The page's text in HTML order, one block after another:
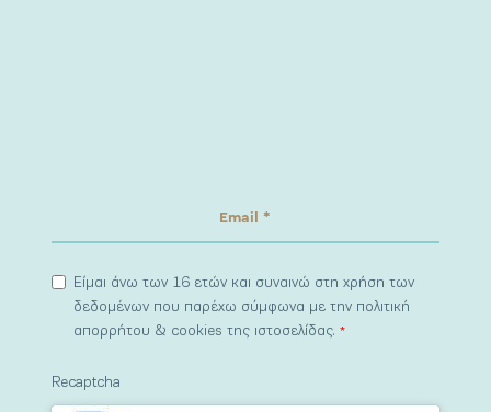
Είμαι άνω των 16 ετών και συναινώ στη χρήση των
δεδομένων που παρέχω σύμφωνα με την πολιτική
απορρήτου & cookies της ιστοσελίδας.*
Recaptcha